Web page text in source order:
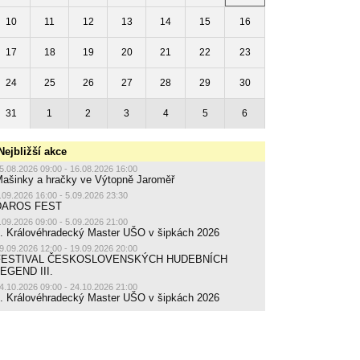
10 11 12 13 14 15 16
17 18 19 20 21 22 23
24 25 26 27 28 29 30
31 1 2 3 4 5 6
Nejbližší akce
09:00 - 16.08.2026 16:00
a hračky ve Výtopně Jaroměř
16:00 - 5.09.2026 23:30
FEST
09:00 - 5.09.2026 21:00
Královéhradecký Master UŠO v šipkách 2026
12:00 - 19.09.2026 20:00
ČESKOSLOVENSKÝCH HUDEBNÍCH
III.
09:00 - 24.10.2026 21:00
Královéhradecký Master UŠO v šipkách 2026